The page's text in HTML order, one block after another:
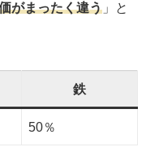
がまったく違う 」と
鉄
50％